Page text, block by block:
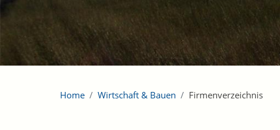
Home Wirtschaft & Bauen Firmenverzeichnis